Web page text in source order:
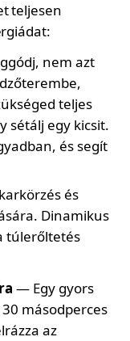
teljesen
nem azt
teljes
sétálj egy kicsit.
és segít
és
Dinamikus
túlerőltetés
— Egy gyors
másodperces
az